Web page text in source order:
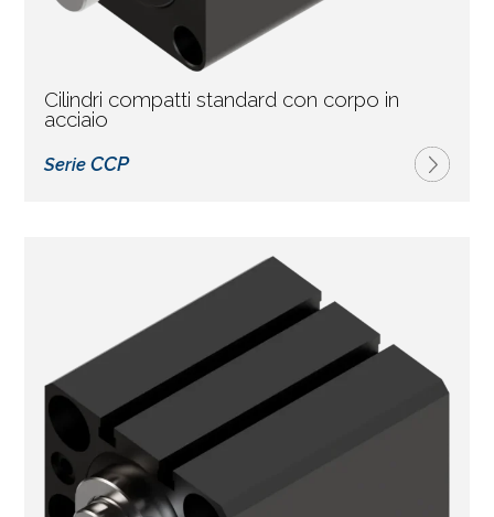
Cilindri compatti standard con corpo in
acciaio
Serie CCP